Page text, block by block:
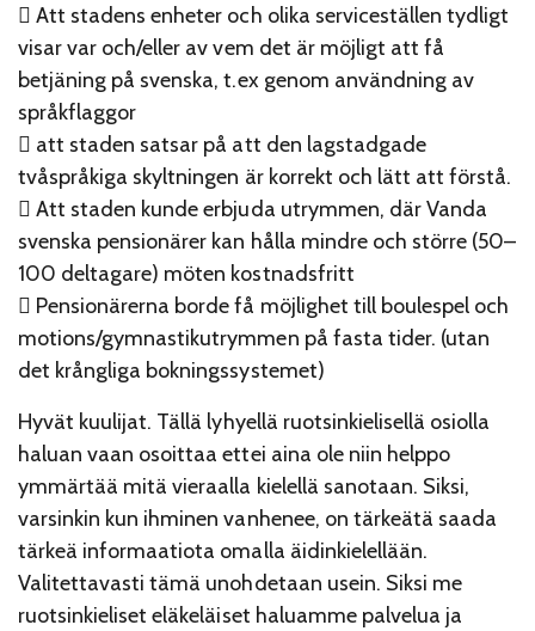
 Att stadens enheter och olika serviceställen tydligt
visar var och/eller av vem det är möjligt att få
betjäning på svenska, t.ex genom användning av
språkflaggor
 att staden satsar på att den lagstadgade
tvåspråkiga skyltningen är korrekt och lätt att förstå.
 Att staden kunde erbjuda utrymmen, där Vanda
svenska pensionärer kan hålla mindre och större (50–
100 deltagare) möten kostnadsfritt
 Pensionärerna borde få möjlighet till boulespel och
motions/gymnastikutrymmen på fasta tider. (utan
det krångliga bokningssystemet)
Hyvät kuulijat. Tällä lyhyellä ruotsinkielisellä osiolla
haluan vaan osoittaa ettei aina ole niin helppo
ymmärtää mitä vieraalla kielellä sanotaan. Siksi,
varsinkin kun ihminen vanhenee, on tärkeätä saada
tärkeä informaatiota omalla äidinkielellään.
Valitettavasti tämä unohdetaan usein. Siksi me
ruotsinkieliset eläkeläiset haluamme palvelua ja